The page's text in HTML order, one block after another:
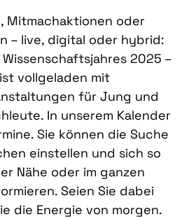
Mitmachaktionen oder
– live, digital oder hybrid:
2025 –
vollgeladen mit
für Jung und
In unserem Kalender
Sie können die Suche
einstellen und sich so
Nähe oder im ganzen
Seien Sie dabei
die Energie von morgen.